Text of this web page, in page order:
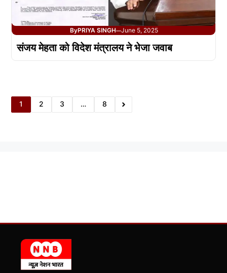
ByPRIYA SINGH—June 5, 2025
संजय मेहता को विदेश मंत्रालय ने भेजा जवाब
1 2 3 … 8